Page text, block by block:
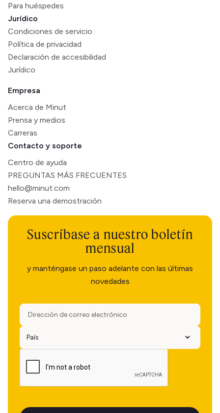
Para huéspedes
Jurídico
Condiciones de servicio
Política de privacidad
Declaración de accesibilidad
Jurídico
Empresa
Acerca de Minut
Prensa y medios
Carreras
Contacto y soporte
Centro de ayuda
PREGUNTAS MÁS FRECUENTES
hello@minut.com
Reserva una demostración
Suscríbase a nuestro boletín
mensual
y manténgase un paso adelante con las últimas
novedades